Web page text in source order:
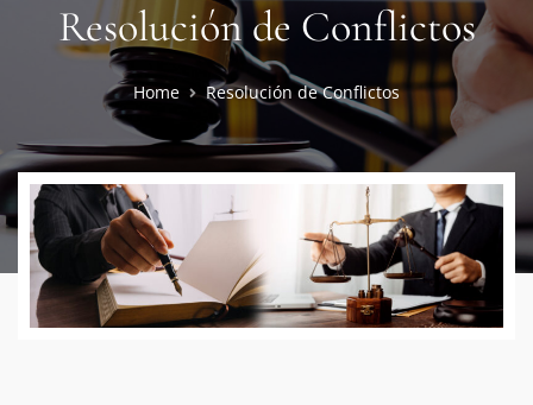
Resolución de Conflictos
Home Resolución de Conflictos